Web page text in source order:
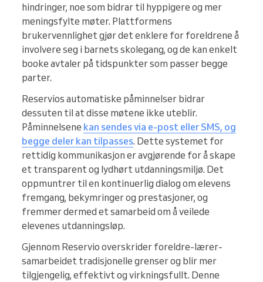
hindringer, noe som bidrar til hyppigere og mer
meningsfylte møter. Plattformens
brukervennlighet gjør det enklere for foreldrene å
involvere seg i barnets skolegang, og de kan enkelt
booke avtaler på tidspunkter som passer begge
parter.
Reservios automatiske påminnelser bidrar
dessuten til at disse møtene ikke uteblir.
Påminnelsene kan sendes via e-post eller SMS, og
begge deler kan tilpasses. Dette systemet for
rettidig kommunikasjon er avgjørende for å skape
et transparent og lydhørt utdanningsmiljø. Det
oppmuntrer til en kontinuerlig dialog om elevens
fremgang, bekymringer og prestasjoner, og
fremmer dermed et samarbeid om å veilede
elevenes utdanningsløp.
Gjennom Reservio overskrider foreldre-lærer-
samarbeidet tradisjonelle grenser og blir mer
tilgjengelig, effektivt og virkningsfullt. Denne